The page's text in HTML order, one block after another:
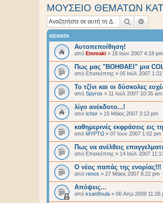
ΜΟΥΣΕΙΟ ΘΕΜΑΤΩΝ
Αναζήτηση
ΘΈΜΑΤΑ
Αυτοπεποίθηση!
από Emmaki » 18 Ιουν 2007 4:18 pm
Πως μας "ΒΟΗΘΑΕΙ" μια
από Επισκέπτης » 05 Ιούλ 2007
Το τζίνι και οι δύσκολες
από Spyros » 11 Ιούλ 2007 10:35 am
λίγο ανέκδοτο...!
από Ichor » 15 Μάιος 2007 3:12 pm
καθημερινές εκφράσεις εις
από ΜΥΡΤΩ » 07 Ιουν 2007 1:02 pm
Πως να ανέλθεις
από Επισκέπτης » 14 Ιούλ 2007
Ο νέος παπάς της ενορίας!!!
από renos » 27 Μάιος 2007 8:22 pm
Απόψεις...
από ksan8oula » 06 Απρ 2009 11:26